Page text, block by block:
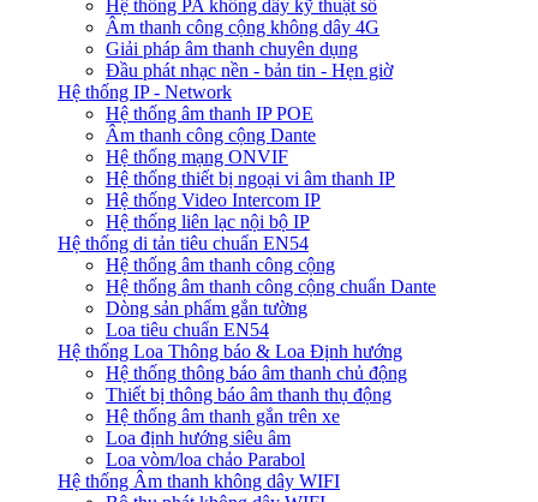
Hệ thống PA không dây kỹ thuật số
Âm thanh công cộng không dây 4G
Giải pháp âm thanh chuyên dụng
Đầu phát nhạc nền - bản tin - Hẹn giờ
Hệ thống IP - Network
Hệ thống âm thanh IP POE
Âm thanh công cộng Dante
Hệ thống mạng ONVIF
Hệ thống thiết bị ngoại vi âm thanh IP
Hệ thống Video Intercom IP
Hệ thống liên lạc nội bộ IP
Hệ thống di tản tiêu chuẩn EN54
Hệ thống âm thanh công cộng
Hệ thống âm thanh công cộng chuẩn Dante
Dòng sản phẩm gắn tường
Loa tiêu chuẩn EN54
Hệ thống Loa Thông báo & Loa Định hướng
Hệ thống thông báo âm thanh chủ động
Thiết bị thông báo âm thanh thụ động
Hệ thống âm thanh gắn trên xe
Loa định hướng siêu âm
Loa vòm/loa chảo Parabol
Hệ thống Âm thanh không dây WIFI